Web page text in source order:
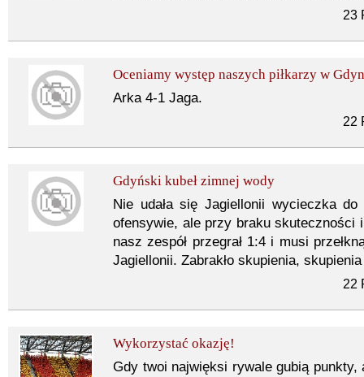
23
Oceniamy występ naszych piłkarzy w
Arka 4-1 Jaga.
22
Gdyński kubeł zimnej wody
Nie udała się Jagiellonii wycieczka
ofensywie, ale przy braku skuteczności
nasz zespół przegrał 1:4 i musi
Jagiellonii. Zabrakło skupienia,
22
Wykorzystać okazję!
Gdy twoi najwięksi rywale gubią